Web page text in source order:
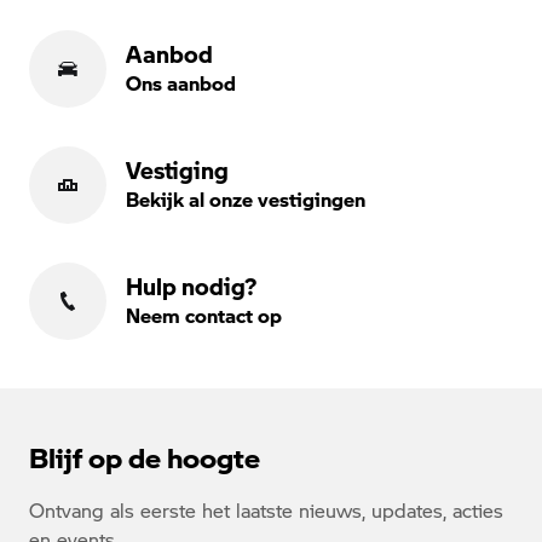
Aanbod
Ons aanbod
Vestiging
Bekijk al onze vestigingen
Hulp nodig?
Neem contact op
Blijf op de hoogte
Ontvang als eerste het laatste nieuws, updates, acties